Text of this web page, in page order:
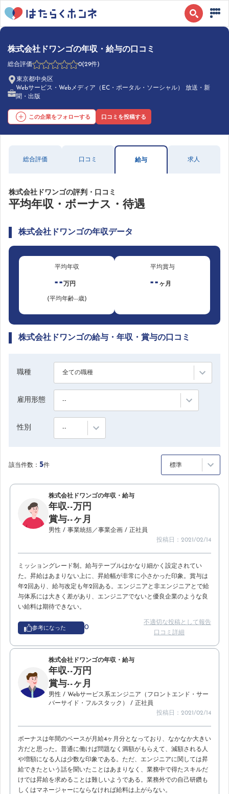
株式会社ドワンゴの年収・給与の口コミ
総合評価 0(29件)
東京都中央区
Webサービス・Webメディア（EC・ポータル・ソーシャル） 放送・新
聞・出版
この企業をフォローする 口コミを投稿する
総合評価 口コミ 給与 求人
株式会社ドワンゴの評判・口コミ
平均年収・ボーナス・待遇
株式会社ドワンゴの年収データ
平均年収
-- 万円
(平均年齢--歳)
平均賞与
-- ヶ月
株式会社ドワンゴの給与・年収・賞与の口コミ
職種 全ての職種
雇用形態 --
性別 --
該当件数： 5件 標準
株式会社ドワンゴの年収・給与
年収--万円
賞与--ヶ月
男性 / 事業統括／事業企画 / 正社員
投稿日：2021/02/14
ミッショングレード制。給与テーブルはかなり細かく設定されてい
た。昇給はあまりない上に、昇給幅が非常に小さかった印象。賞与は
年2回あり、給与改定も年2回ある。エンジニアと非エンジニアとで給
与体系には大きく差があり、エンジニアでないと優良企業のような良
い給料は期待できない。
参考になった 0
不適切な投稿として報告
口コミ詳細
株式会社ドワンゴの年収・給与
年収--万円
賞与--ヶ月
男性 / Webサービス系エンジニア（フロントエンド・サー
バーサイド・フルスタック）
/ 正社員
投稿日：2021/02/14
ボーナスは年間のベースが月給4ヶ月分となっており、なかなか大きい
方だと思った。普通に働けば問題なく満額がもらえて、減額される人
や増額になる人は少数な印象である。ただ、エンジニアに関しては昇
給できたという話を聞いたことはあまりなく、業務中で得たスキルだ
けでは昇給を求めることは難しいようである。業務外での自己研鑽も
しくはマネージャーにならなければ給料は上がらない。